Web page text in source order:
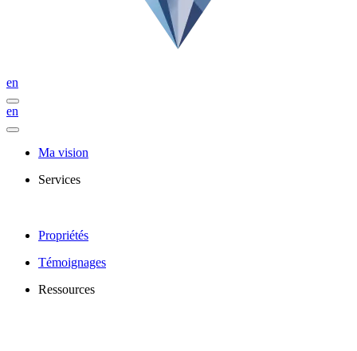
en
en
Ma vision
Services
Propriétés
Témoignages
Ressources